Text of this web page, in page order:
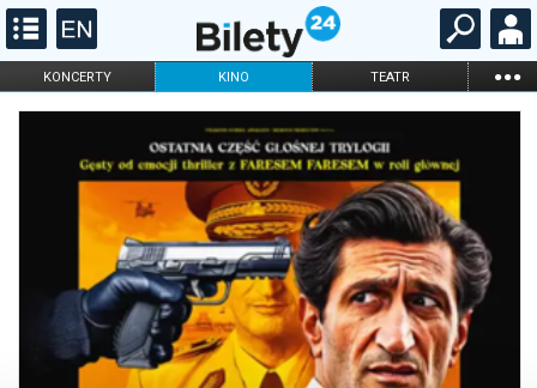
KONCERTY KINO TEATR ...
FILHARMONIA OPERA I BALET
ONLINE KARNETY